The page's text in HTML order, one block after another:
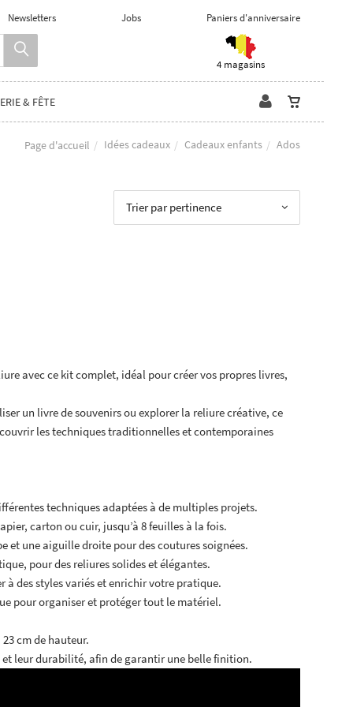
Newsletters Jobs Paniers d'anniversaire
4 magasins
& FÊTE
Page d'accueil Idées cadeaux Cadeaux enfants Ados
Trier par pertinence
avec ce kit complet, idéal pour créer vos propres livres,
un livre de souvenirs ou explorer la reliure créative, ce
les techniques traditionnelles et contemporaines
techniques adaptées à de multiples projets.
carton ou cuir, jusqu’à 8 feuilles à la fois.
et une aiguille droite pour des coutures soignées.
pour des reliures solides et élégantes.
à des styles variés et enrichir votre pratique.
pour organiser et protéger tout le matériel.
cm de hauteur.
leur durabilité, afin de garantir une belle finition.